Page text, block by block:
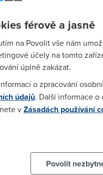
radu, ci pomoc budu
i pomohl bez toho, ze
linku a pak ji zřídit
VESNICI a mam ADSL od
férově a jasně
na Povolit vše nám
účely na tomto
úplně zakázat.
o zpracování
údajů. Další informace
vZásadách používání
Povolit